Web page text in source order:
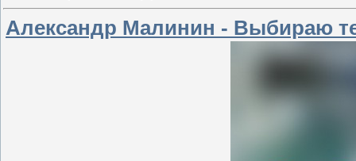
Александр Малинин - Выбираю